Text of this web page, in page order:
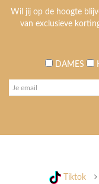
Wil jij op de hoogte
van exclusieve
DAMES
Tiktok